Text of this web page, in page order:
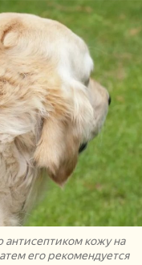
антисептиком кожу на
его рекомендуется